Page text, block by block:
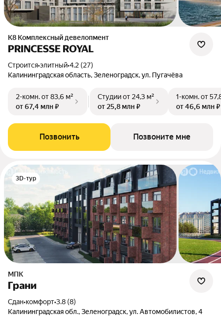
К8 Комплексный девелопмент
PRINCESSE ROYAL
Строится•элитный•4.2 (27)
Калининградская область, Зеленоградск, ул. Пугачёва
2-комн.от 83,6 м²
от 67,4 млн ₽
Студииот 24,3 м²
от 25,8 млн ₽
1-комн.от
от 46,6 млн ₽
Позвонить Позвоните мне
3D-тур
МПК
Грани
Сдан•комфорт•3.8 (8)
Калининградская обл., Зеленоградск, ул. Автомобилистов, 4